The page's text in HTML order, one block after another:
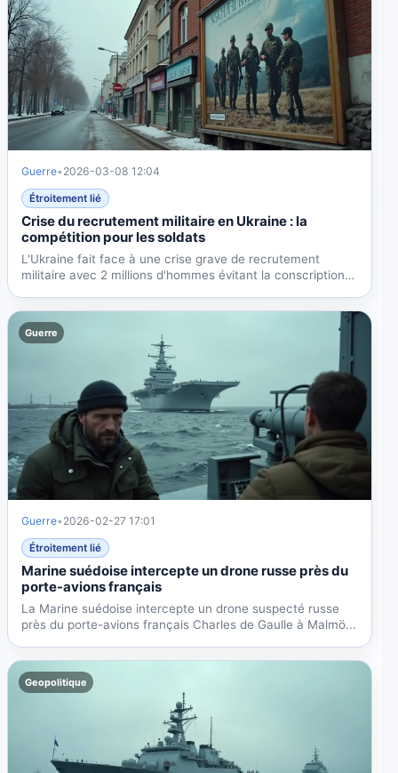
Guerre• 2026-03-08 12:04
Étroitement lié
Crise du recrutement militaire en Ukraine : la
compétition pour les soldats
L'Ukraine fait face à une crise grave de recrutement
militaire avec 2 millions d'hommes évitant la conscription.
Guerre
Guerre• 2026-02-27 17:01
Étroitement lié
Marine suédoise intercepte un drone russe près du
porte-avions français
La Marine suédoise intercepte un drone suspecté russe
près du porte-avions français Charles de Gaulle à Malmö...
Geopolitique